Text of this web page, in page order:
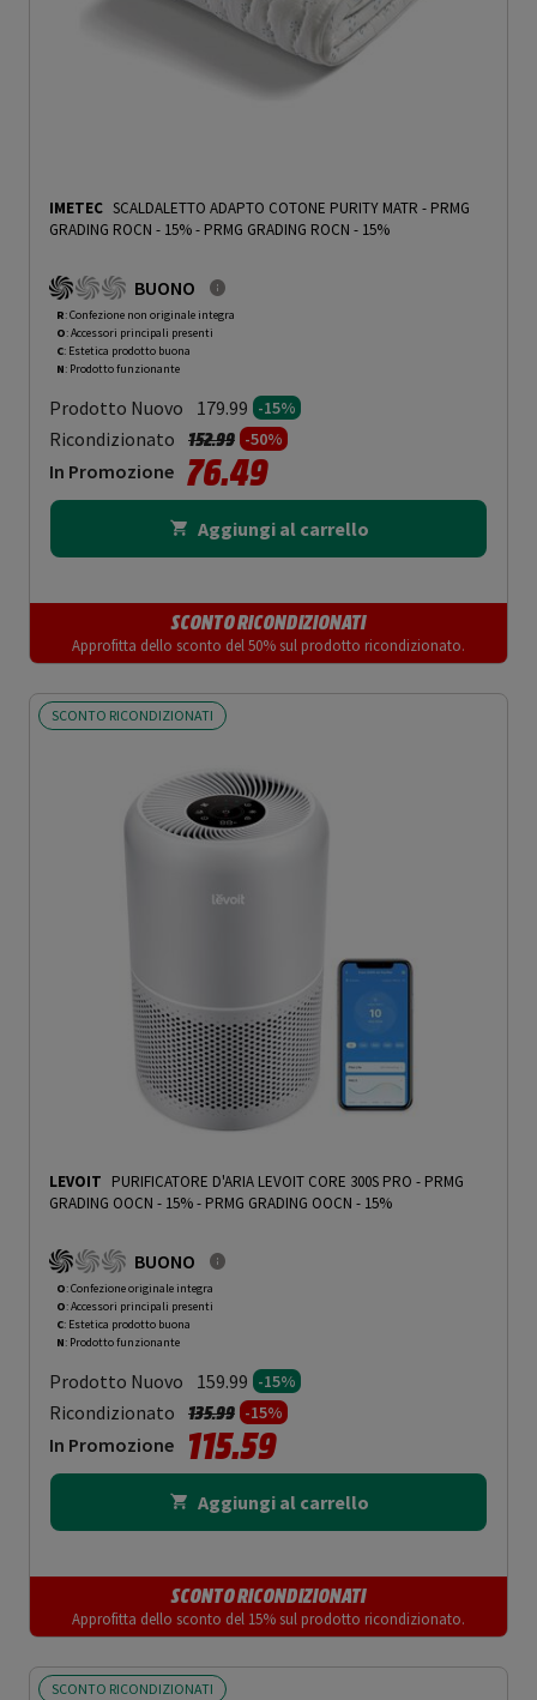
IMETEC SCALDALETTO ADAPTO COTONE PURITY MATR - PRMG
GRADING ROCN - 15%- PRMG GRADING ROCN - 15%
BUONO
R: Confezione non originale integra
O: Accessori principali presenti
C: Estetica prodotto buona
N: Prodotto funzionante
Prodotto Nuovo 179.99 -15%
Ricondizionato Prezzo ridotto da
152.99a-50%
In Promozione 76.49
Aggiungi al carrello
SCONTO RICONDIZIONATI
Approfitta dello sconto del 50% sul prodotto ricondizionato.
SCONTO RICONDIZIONATI
LEVOIT PURIFICATORE D'ARIA LEVOIT CORE 300S PRO - PRMG
GRADING OOCN - 15%- PRMG GRADING OOCN - 15%
BUONO
O: Confezione originale integra
O: Accessori principali presenti
C: Estetica prodotto buona
N: Prodotto funzionante
Prodotto Nuovo 159.99 -15%
Ricondizionato Prezzo ridotto da
135.99a-15%
In Promozione 115.59
Aggiungi al carrello
SCONTO RICONDIZIONATI
Approfitta dello sconto del 15% sul prodotto ricondizionato.
SCONTO RICONDIZIONATI